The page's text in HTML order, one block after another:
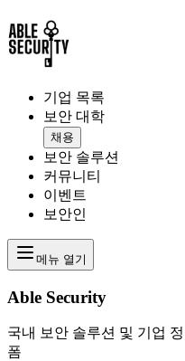
기업 목록
보안 대학
채용
보안 솔루션
커뮤니티
이벤트
보안인
메뉴 열기
Able Security
국내 보안 솔루션 및 기업
폼